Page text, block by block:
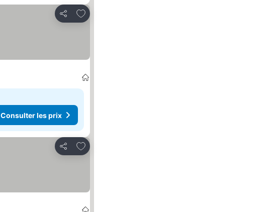
Partager
Ajouter à mes favoris
Consulter les prix
Partager
Ajouter à mes favoris